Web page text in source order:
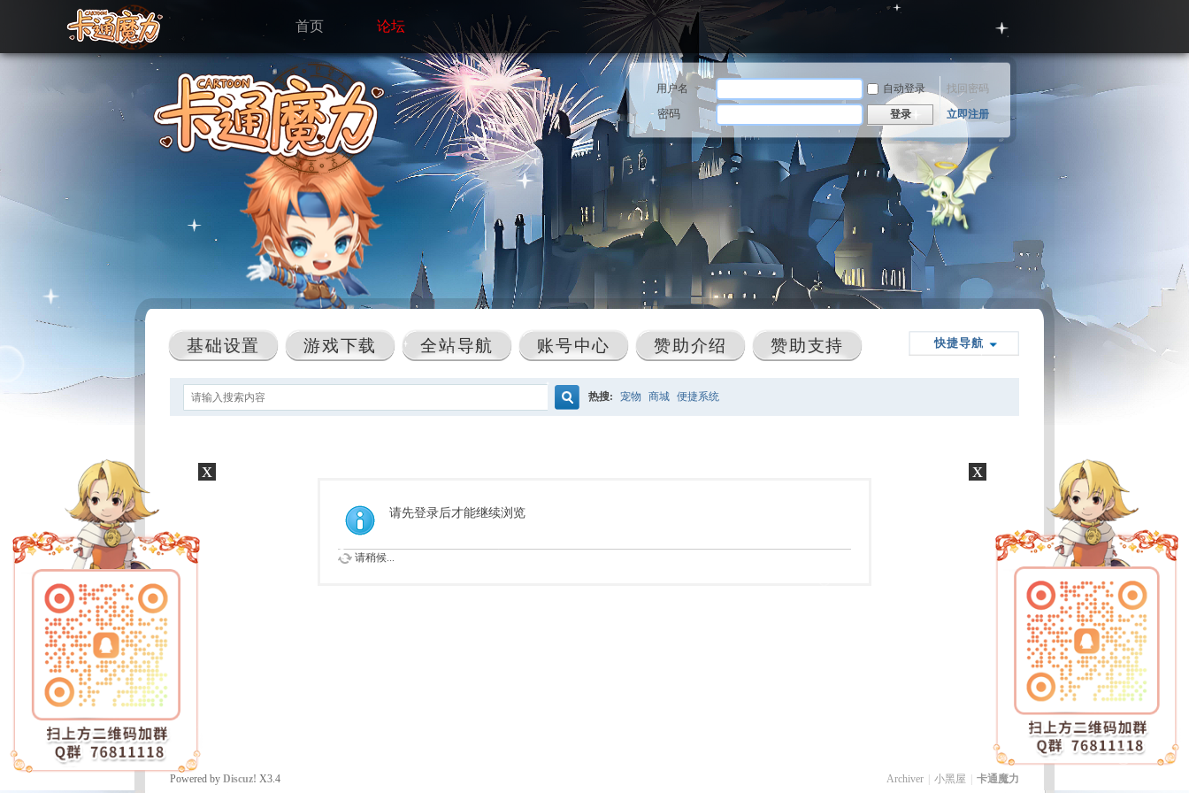
首页 论坛
用户名 自动登录 找回密码
密码 登录 立即注册
快捷导航
基础设置 游戏下载 全站导航 账号中心 赞助介绍 赞助支持
热搜: 宠物 商城 便捷系统
请先登录后才能继续浏览
请稍候...
Archiver 小黑屋 卡通魔力
Powered by Discuz! X3.4
x x